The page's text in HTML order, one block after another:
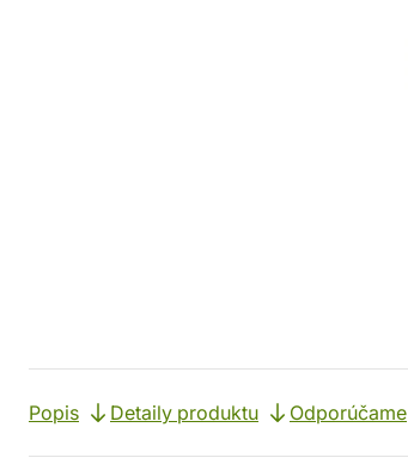
Popis Detaily produktu Odporúčame